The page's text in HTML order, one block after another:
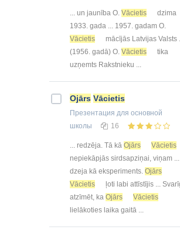
... un jaunība O. Vācietis
dzima
1933. gada ... 1957. gadam O.
Vācietis
mācījās Latvijas Valsts ...
(1956. gadā) O. Vācietis
tika
uzņemts Rakstnieku ...
Ojārs Vācietis
Презентация для основной
школы
16
... redzēja. Tā kā Ojārs
Vācietis
nepiekāpjās sirdsapziņai, viņam
dzeja kā eksperiments. Ojārs
Vācietis
ļoti labi attīstījis ...
atzīmēt, ka Ojārs
Vācietis
lielākoties laika gaitā ...